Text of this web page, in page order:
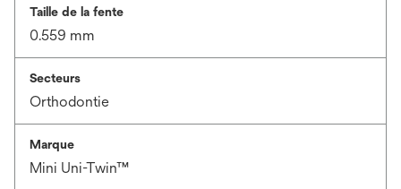
Taille de la fente
0.559 mm
Secteurs
Orthodontie
Marque
Mini Uni-Twin™